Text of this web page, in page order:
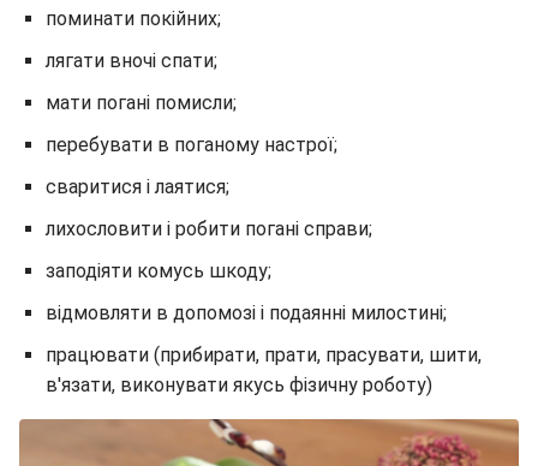
поминати покійних;
лягати вночі спати;
мати погані помисли;
перебувати в поганому настрої;
сваритися і лаятися;
лихословити і робити погані справи;
заподіяти комусь шкоду;
відмовляти в допомозі і подаянні милостині;
працювати (прибирати, прати, прасувати, шити,
в'язати, виконувати якусь фізичну роботу)